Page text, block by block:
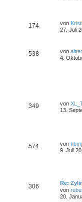
174 von
27. Juli
538 von
4.
349 von
13.
574 von
9. Juli
306
Re:
von
20.